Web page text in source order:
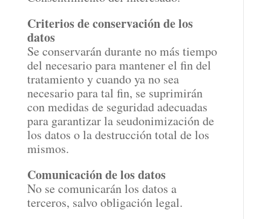
Criterios de conservación de los
datos
Se conservarán durante no más tiempo
del necesario para mantener el fin del
tratamiento y cuando ya no sea
necesario para tal fin, se suprimirán
con medidas de seguridad adecuadas
para garantizar la seudonimización de
los datos o la destrucción total de los
mismos.
Comunicación de los datos
No se comunicarán los datos a
terceros, salvo obligación legal.